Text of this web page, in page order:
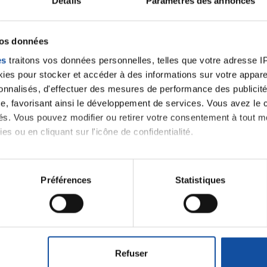
données
traitons vos données personnelles, telles que votre adresse
pour stocker et accéder à des informations sur votre
d'effectuer des mesures de performance des
favorisant ainsi le développement de services. Vous avez le
Vous pouvez modifier ou retirer votre consentement à tout
ou en cliquant sur l'icône de confidentialité.
également :
sur votre localisation géographique qui peuvent être
de vos données personnelles et définir vos
ou retirer votre consentement à tout moment à partir de la
Préférences Statistiques
Refuser
Thématiques
et des voies respiratoires